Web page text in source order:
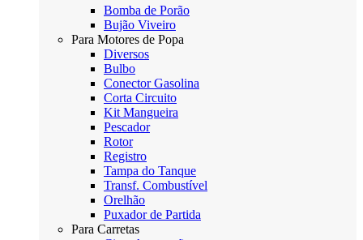
Bomba de Porão
Bujão Viveiro
Para Motores de Popa
Diversos
Bulbo
Conector Gasolina
Corta Circuito
Kit Mangueira
Pescador
Rotor
Registro
Tampa do Tanque
Transf. Combustível
Orelhão
Puxador de Partida
Para Carretas